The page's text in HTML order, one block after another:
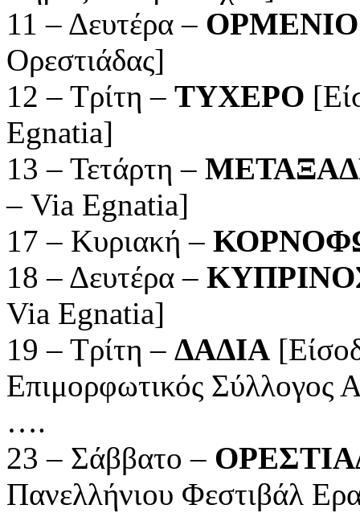
11 – Δευτέρα – ΟΡΜΕΝΙΟ
Ορεστιάδας]
12 – Τρίτη – ΤΥΧΕΡΟ
Egnatia]
13 – Τετάρτη –
– Via Egnatia]
17 – Κυριακή –
18 – Δευτέρα –
Via Egnatia]
19 – Τρίτη – ΔΑΔΙΑ
Επιμορφωτικός Σύλλογος
….
23 – Σάββατο –
Πανελλήνιου Φεστιβάλ